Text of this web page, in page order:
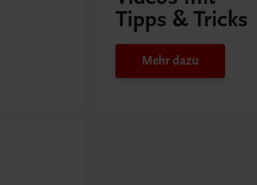
Tipps & Tricks
Mehr dazu